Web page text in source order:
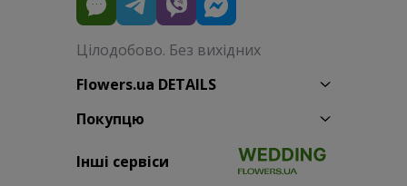
Цілодобово. Без вихідних
Flowers.ua DETAILS
Покупцю
Інші сервіси